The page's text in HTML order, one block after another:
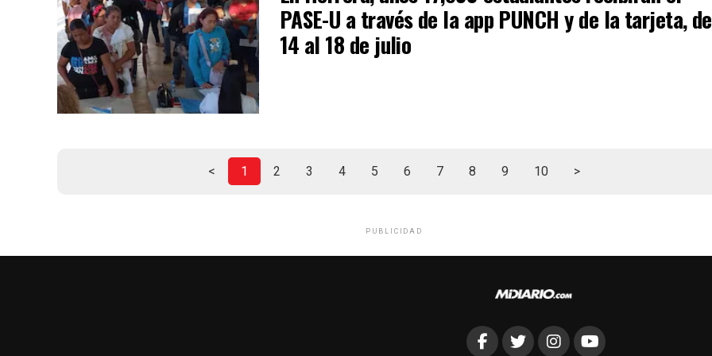
PASE-U a través de la app PUNCH y de la tarjeta,
14 al 18 de julio
< 1 2 3 4 5 6 7 8 9 10 >
PUBLICIDAD